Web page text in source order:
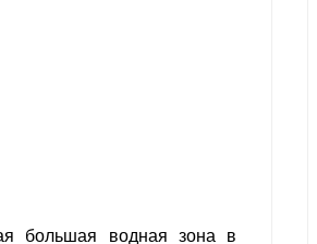
большая водная зона в